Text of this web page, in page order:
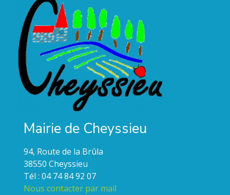
Mairie de Cheyssieu
94, Route de la Brûla
38550 Cheyssieu
Tél : 04 74 84 92 07
Nous contacter par mail